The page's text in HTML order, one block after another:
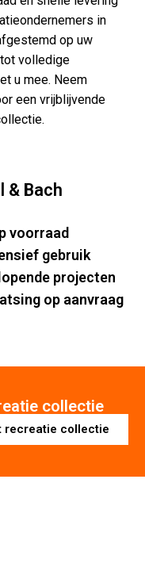
in
op uw
volledige
u mee. Neem
een vrijblijvende
& Bach
voorraad
gebruik
projecten
op aanvraag
collectie
recreatie collectie